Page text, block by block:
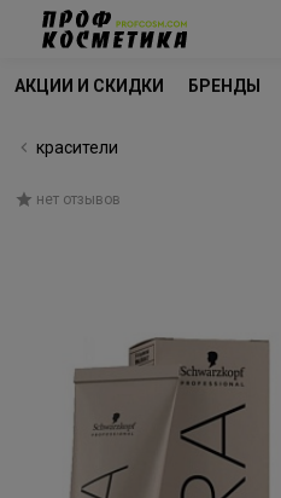
АКЦИИ И СКИДКИ БРЕНДЫ
красители
нет отзывов